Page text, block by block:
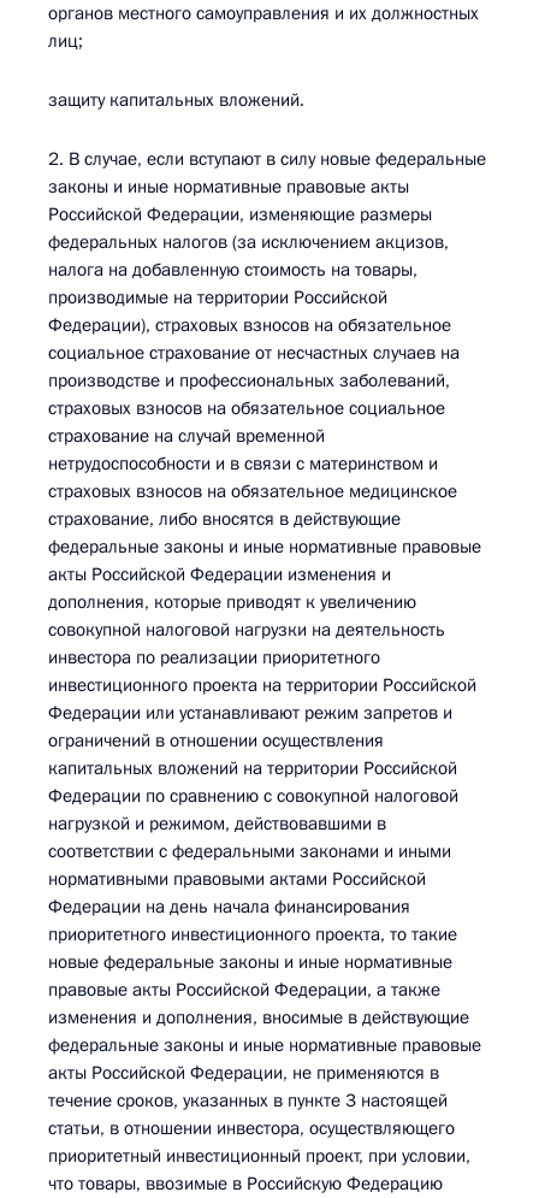
органов местного самоуправления и их должностных
лиц;
защиту капитальных вложений.
2. В случае, если вступают в силу новые федеральные
законы и иные нормативные правовые акты
Российской Федерации, изменяющие размеры
федеральных налогов (за исключением акцизов,
налога на добавленную стоимость на товары,
производимые на территории Российской
Федерации), страховых взносов на обязательное
социальное страхование от несчастных случаев на
производстве и профессиональных заболеваний,
страховых взносов на обязательное социальное
страхование на случай временной
нетрудоспособности и в связи с материнством и
страховых взносов на обязательное медицинское
страхование, либо вносятся в действующие
федеральные законы и иные нормативные правовые
акты Российской Федерации изменения и
дополнения, которые приводят к увеличению
совокупной налоговой нагрузки на деятельность
инвестора по реализации приоритетного
инвестиционного проекта на территории Российской
Федерации или устанавливают режим запретов и
ограничений в отношении осуществления
капитальных вложений на территории Российской
Федерации по сравнению с совокупной налоговой
нагрузкой и режимом, действовавшими в
соответствии с федеральными законами и иными
нормативными правовыми актами Российской
Федерации на день начала финансирования
приоритетного инвестиционного проекта, то такие
новые федеральные законы и иные нормативные
правовые акты Российской Федерации, а также
изменения и дополнения, вносимые в действующие
федеральные законы и иные нормативные правовые
акты Российской Федерации, не применяются в
течение сроков, указанных в пункте 3 настоящей
статьи, в отношении инвестора, осуществляющего
приоритетный инвестиционный проект, при условии,
что товары, ввозимые в Российскую Федерацию